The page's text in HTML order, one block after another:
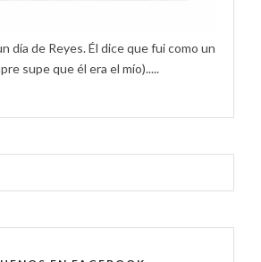
día de Reyes. Él dice que fui como un
supe que él era el mío).....